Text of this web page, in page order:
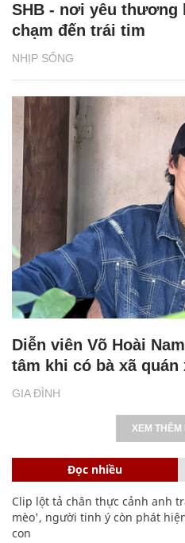
NHỊP SỐNG
SHB - nơi yêu thương
chạm đến trái tim
GIA ĐÌNH
Diễn viên Võ Hoài
tâm khi có bà xã quán
XEM THÊM
Đọc nhiều
Clip lột tả chân thực cảnh anh
mèo', người tinh ý còn phát
con